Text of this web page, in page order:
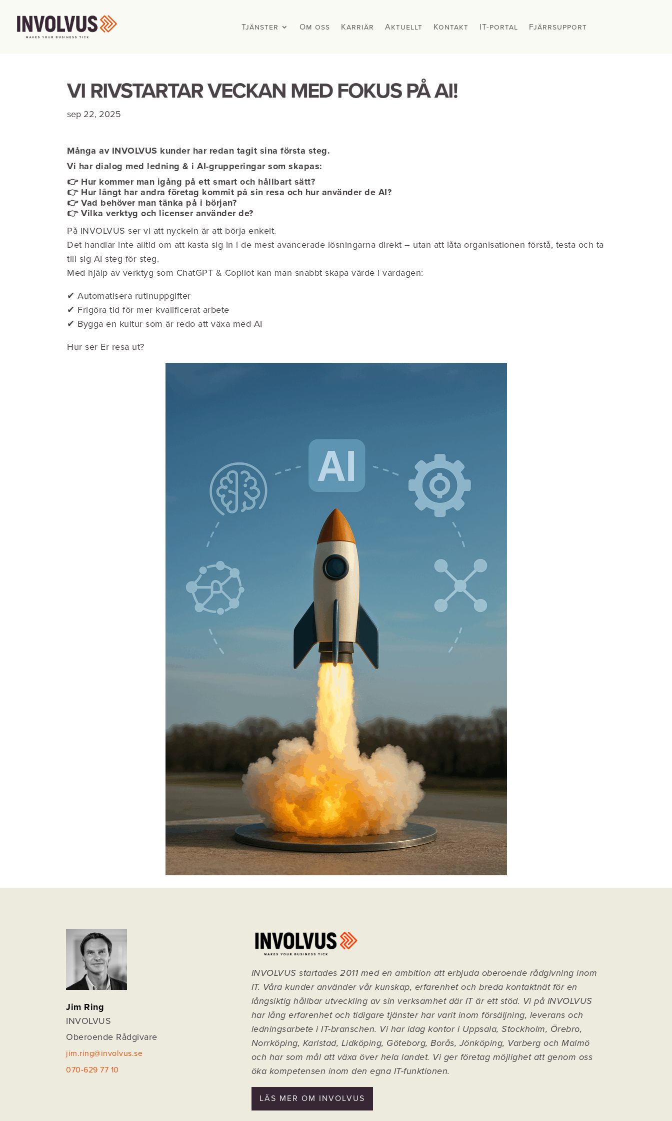
Tjänster Om oss Karriär Aktuellt Kontakt IT-portal Fjärrsupport
Tjänster Om oss Karriär Aktuellt Kontakt IT-portal Fjärrsupport
VI RIVSTARTAR VECKAN MED FOKUS PÅ AI!
sep 22, 2025
Många av INVOLVUS kunder har redan tagit sina första steg.
Vi har dialog med ledning & i AI-grupperingar som skapas:
👉 Hur kommer man igång på ett smart och hållbart sätt?
👉 Hur långt har andra företag kommit på sin resa och hur använder de AI?
👉 Vad behöver man tänka på i början?
👉 Vilka verktyg och licenser använder de?
På INVOLVUS ser vi att nyckeln är att börja enkelt.
Det handlar inte alltid om att kasta sig in i de mest avancerade lösningarna direkt – utan att låta organisationen förstå, testa och ta
till sig AI steg för steg.
Med hjälp av verktyg som ChatGPT & Copilot kan man snabbt skapa värde i vardagen:
✔ Automatisera rutinuppgifter
✔ Frigöra tid för mer kvalificerat arbete
✔ Bygga en kultur som är redo att växa med AI
Hur ser Er resa ut?
Jim Ring
INVOLVUS
Oberoende Rådgivare
jim.ring@involvus.se
070-629 77 10
INVOLVUS startades 2011 med en ambition att erbjuda oberoende rådgivning inom
IT. Våra kunder använder vår kunskap, erfarenhet och breda kontaktnät för en
långsiktig hållbar utveckling av sin verksamhet där IT är ett stöd. Vi på INVOLVUS
har lång erfarenhet och tidigare tjänster har varit inom försäljning, leverans och
ledningsarbete i IT-branschen. Vi har idag kontor i Uppsala, Stockholm, Örebro,
Norrköping, Karlstad, Lidköping, Göteborg, Borås, Jönköping, Varberg och Malmö
och har som mål att växa över hela landet. Vi ger företag möjlighet att genom oss
öka kompetensen inom den egna IT-funktionen.
LÄS MER OM INVOLVUS